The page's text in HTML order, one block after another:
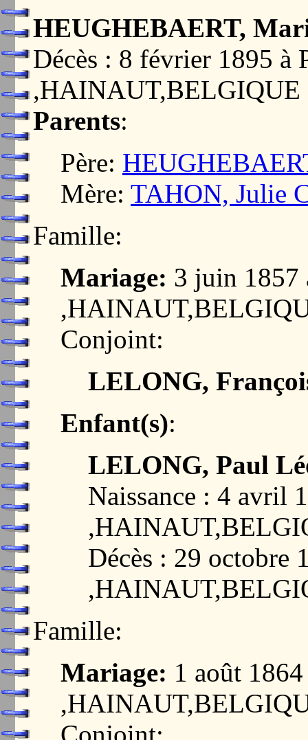
HEUGHEBAERT,
Décès : 8 février 1895 à
,HAINAUT,BELGIQUE
Parents:
Père:
Mère: TAHON, Julie
Famille:
Mariage: 3 juin 1857
Conjoint:
LELONG,
Enfant(s):
LELONG, Paul
Naissance : 4 avril
Décès : 29 octobre
Famille:
Mariage: 1 août